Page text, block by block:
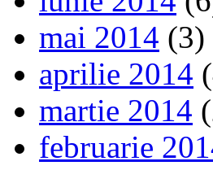
mai 2014 (3)
aprilie 2014
martie 2014
februarie